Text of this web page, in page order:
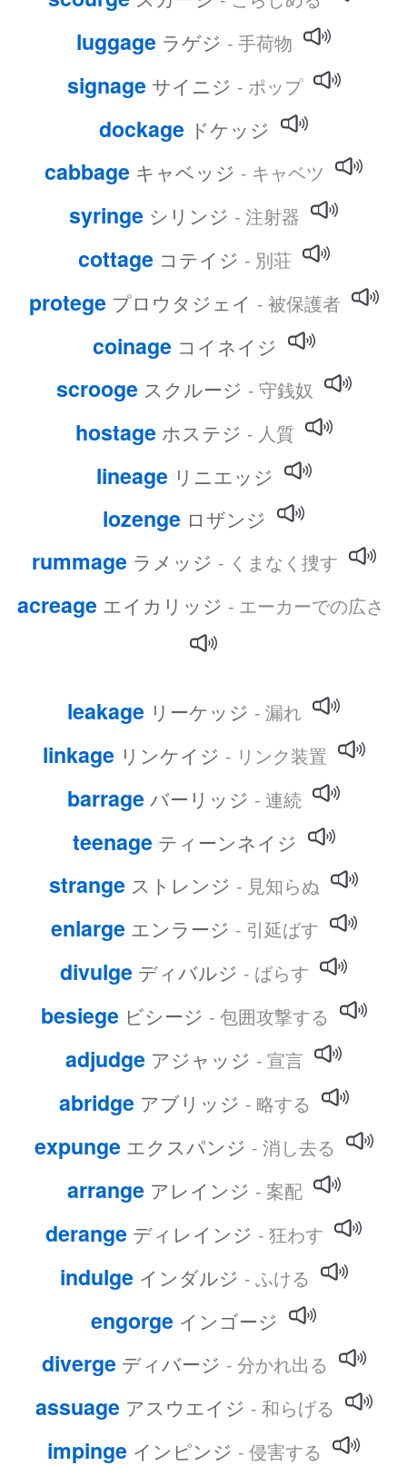
luggage ラゲジ - 手荷物
signage サイニジ - ポップ
dockage ドケッジ
cabbage キャベッジ - キャベツ
syringe シリンジ - 注射器
cottage コテイジ - 別荘
protege プロウタジェイ - 被保護者
coinage コイネイジ
scrooge スクルージ - 守銭奴
hostage ホステジ - 人質
lineage リニエッジ
lozenge ロザンジ
rummage ラメッジ - くまなく捜す
acreage エイカリッジ - エーカーでの広さ
leakage リーケッジ - 漏れ
linkage リンケイジ - リンク装置
barrage バーリッジ - 連続
teenage ティーンネイジ
strange ストレンジ - 見知らぬ
enlarge エンラージ - 引延ばす
divulge ディバルジ - ばらす
besiege ビシージ - 包囲攻撃する
adjudge アジャッジ - 宣言
abridge アブリッジ - 略する
expunge エクスパンジ - 消し去る
arrange アレインジ - 案配
derange ディレインジ - 狂わす
indulge インダルジ - ふける
engorge インゴージ
diverge ディバージ - 分かれ出る
assuage アスウエイジ - 和らげる
impinge インピンジ - 侵害する